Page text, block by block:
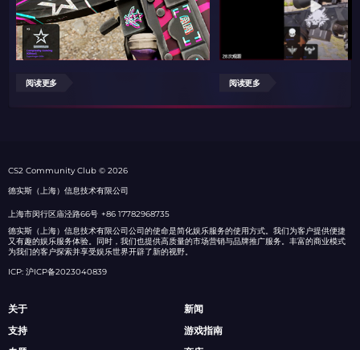
阅读更多 阅读更多
СS2 Community Club © 2026
德实斯（上海）信息技术有限公司
上海市闵行区庙泾路66号 +86 17782968735
德实斯（上海）信息技术有限公司公司的使命是简化娱乐服务的使用方式。我们为客户提供便捷
又有趣的娱乐服务体验。同时，我们也提供高质量的市场营销与品牌推广服务。丰富的商业模式
为我们的客户探索并享受娱乐世界开辟了新的视野。
ICP: 沪ICP备2023040839
关于
新闻
支持
游戏指南